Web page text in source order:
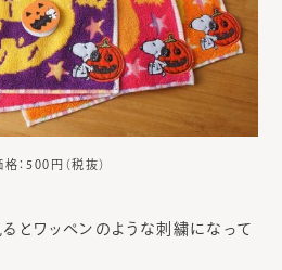
500円（税抜）
とワッペンのような刺繍になって